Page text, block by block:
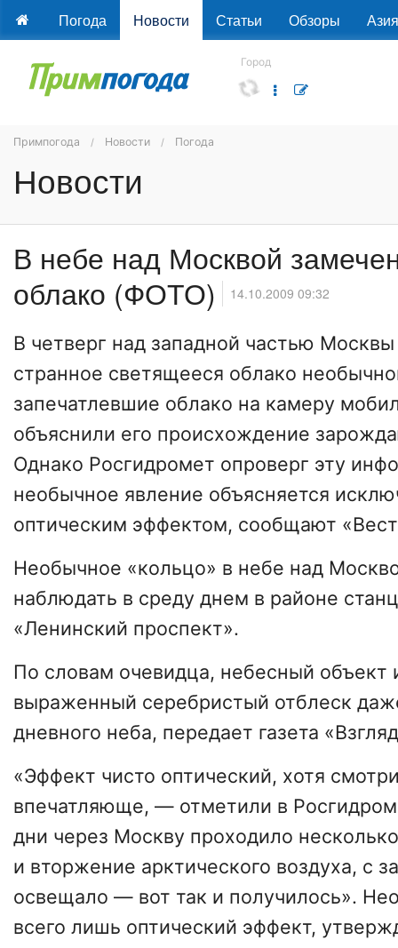
Погода Новости Статьи Обзоры Азия
Город
Примпогода Новости Погода
Новости
В небе над Москвой
облако (ФОТО)
14.10.2009 09:32
В четверг над западной частью
странное светящееся облако
запечатлевшие облако на камеру
объяснили его происхождение
Однако Росгидромет опроверг эту
необычное явление объясняется
оптическим эффектом, сообщают
Необычное «кольцо» в небе над
наблюдать в среду днем в районе
«Ленинский проспект».
По словам очевидца, небесный объект
выраженный серебристый отблеск
дневного неба, передает газета
«Эффект чисто оптический, хотя
впечатляюще, — отметили в
дни через Москву проходило
и вторжение арктического воздуха, с
освещало — вот так и получилось».
всего лишь оптический эффект,